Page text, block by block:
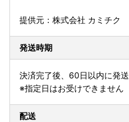
提供元：株式会社 カミチク
発送時期
決済完了後、60日以内に発送
※指定日はお受けできません
配送